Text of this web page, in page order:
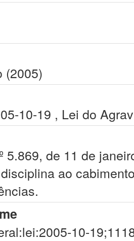
(2005)
10-19 , Lei do
5.869, de 11 de
ao
10-